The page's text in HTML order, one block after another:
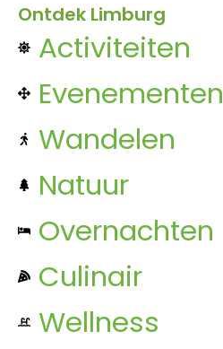
Ontdek Limburg
Activiteiten
Evenementen
Wandelen
Natuur
Overnachten
Culinair
Wellness